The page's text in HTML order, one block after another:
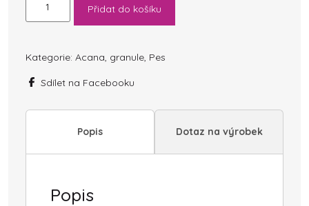
PRAIRIE
kg
množství
Přidat do košíku
Kategorie: Acana granule Pes
Sdílet na Facebooku
Popis Dotaz na výrobek
Popis